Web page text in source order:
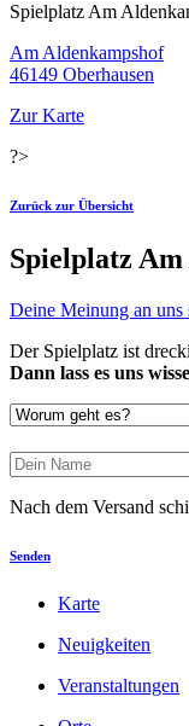
Spielplatz Am
Am Aldenkampshof
46149 Oberhausen
Zur Karte
?>
Zurück zur Übersicht
Spielplatz
Deine Meinung an uns
Der Spielplatz ist
Dann lass es uns
Nach dem Versand
Senden
Karte
Neuigkeiten
Veranstaltungen